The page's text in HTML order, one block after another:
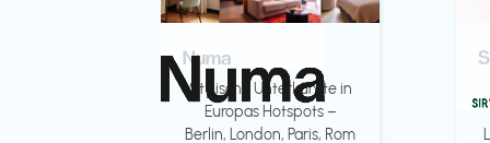
Numa
Stylische Unterkünfte in
Europas Hotspots –
Berlin, London, Paris, Rom